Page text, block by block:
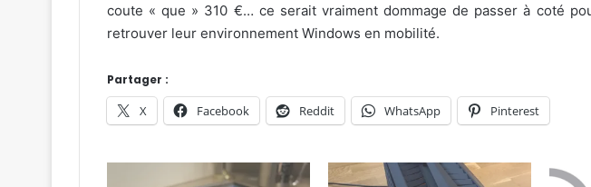
coute « que » 310 €… ce serait vraiment dommage de passer à coté
retrouver leur environnement Windows en mobilité.
Partager :
X Facebook Reddit WhatsApp Pinterest